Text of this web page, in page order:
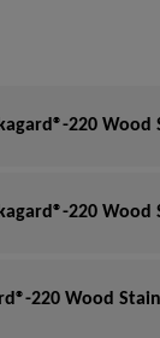
220 Wood
220 Wood
220 Wood